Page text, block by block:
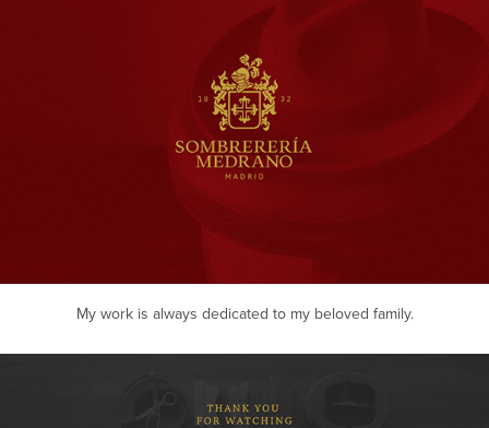
My work is always dedicated to my beloved family.